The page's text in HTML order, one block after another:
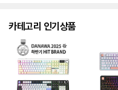
카테고리 인기상품